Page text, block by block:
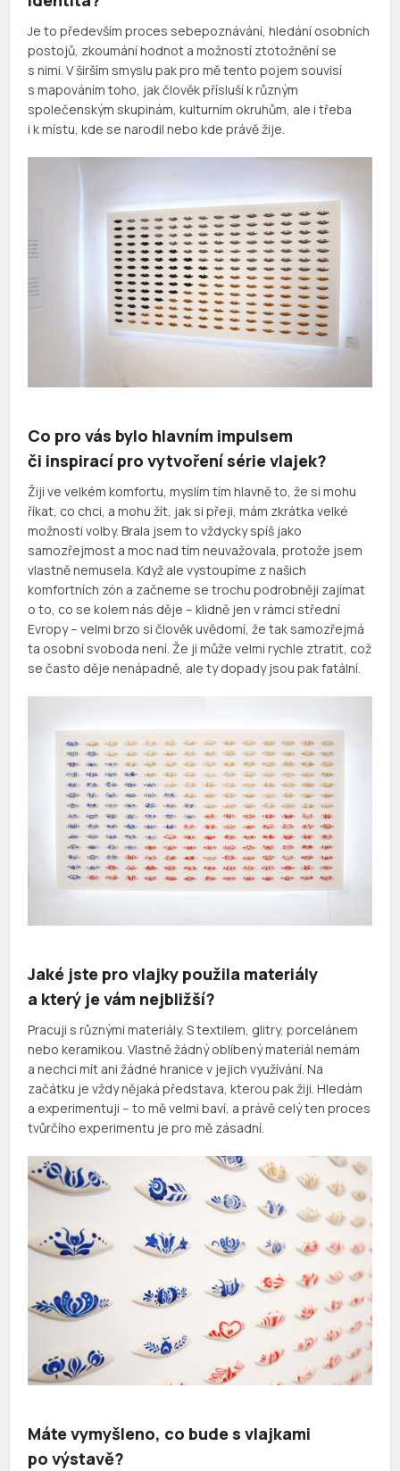
Je to především proces sebepoznávání, hledání osobních
postojů, zkoumání hodnot a možností ztotožnění se
s nimi. V širším smyslu pak pro mě tento pojem souvisí
s mapováním toho, jak člověk přísluší k různým
společenským skupinám, kulturním okruhům, ale i třeba
i k místu, kde se narodil nebo kde právě žije.
Co pro vás bylo hlavním impulsem
či inspirací pro vytvoření série vlajek?
Žiji ve velkém komfortu, myslím tím hlavně to, že si mohu
říkat, co chci, a mohu žít, jak si přeji, mám zkrátka velké
možnosti volby. Brala jsem to vždycky spíš jako
samozřejmost a moc nad tím neuvažovala, protože jsem
vlastně nemusela. Když ale vystoupíme z našich
komfortních zón a začneme se trochu podrobněji zajímat
o to, co se kolem nás děje – klidně jen v rámci střední
Evropy – velmi brzo si člověk uvědomí, že tak samozřejmá
ta osobní svoboda není. Že ji může velmi rychle ztratit, což
se často děje nenápadně, ale ty dopady jsou pak fatální.
Jaké jste pro vlajky použila materiály
a který je vám nejbližší?
Pracuji s různými materiály. S textilem, glitry, porcelánem
nebo keramikou. Vlastně žádný oblíbený materiál nemám
a nechci mít ani žádné hranice v jejich využívání. Na
začátku je vždy nějaká představa, kterou pak žiji. Hledám
a experimentuji – to mě velmi baví, a právě celý ten proces
tvůrčího experimentu je pro mě zásadní.
Máte vymyšleno, co bude s vlajkami
po výstavě?